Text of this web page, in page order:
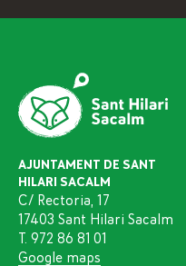
AJUNTAMENT DE SANT
HILARI SACALM
C/ Rectoria, 17
17403 Sant Hilari Sacalm
T. 972 86 81 01
Google maps